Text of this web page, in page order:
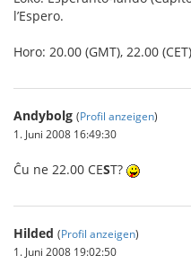
l’Espero.
Horo: 20.00 (GMT), 22.00
Andybolg (Profil anzeigen)
1. Juni 2008 16:49:30
Ĉu ne 22.00 CEST?
Hilded (Profil anzeigen)
1. Juni 2008 19:02:50